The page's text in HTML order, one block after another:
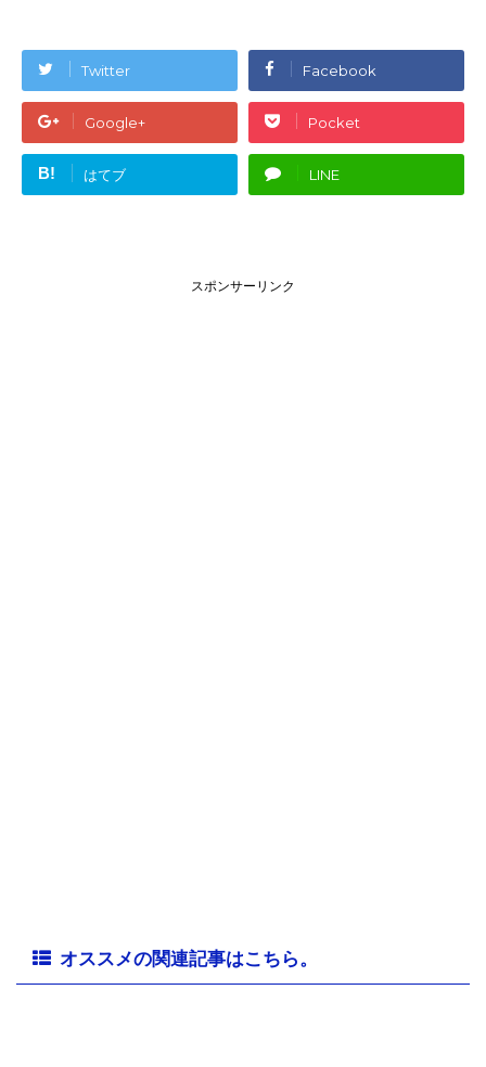
Twitter Facebook
Google+ Pocket
B! はてブ LINE
スポンサーリンク
オススメの関連記事はこちら。